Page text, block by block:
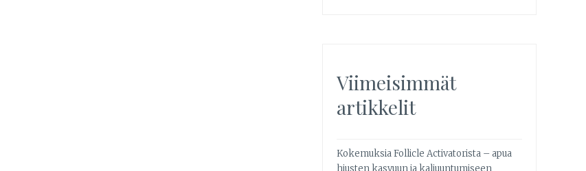
Viimeisimmät
artikkelit
Kokemuksia Follicle Activatorista – apua